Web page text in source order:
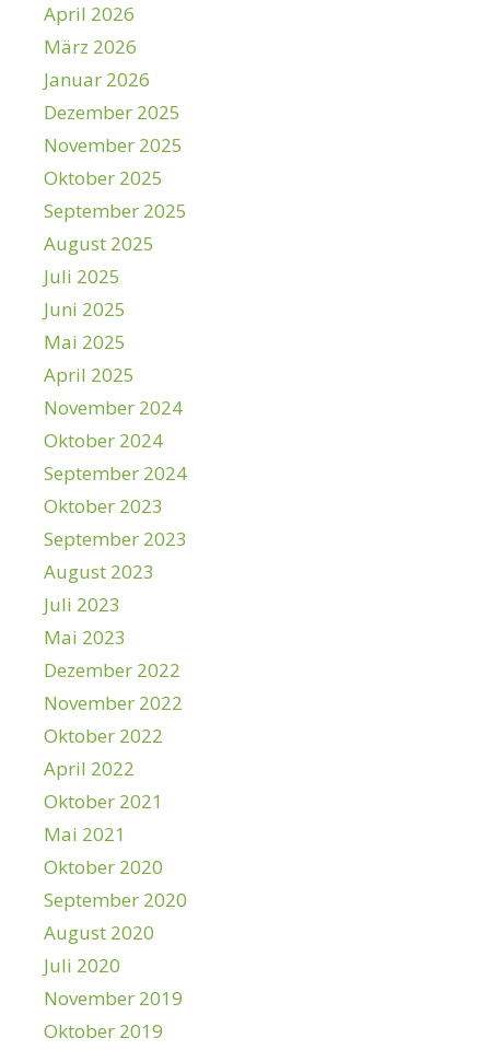
April 2026
März 2026
Januar 2026
Dezember 2025
November 2025
Oktober 2025
September 2025
August 2025
Juli 2025
Juni 2025
Mai 2025
April 2025
November 2024
Oktober 2024
September 2024
Oktober 2023
September 2023
August 2023
Juli 2023
Mai 2023
Dezember 2022
November 2022
Oktober 2022
April 2022
Oktober 2021
Mai 2021
Oktober 2020
September 2020
August 2020
Juli 2020
November 2019
Oktober 2019